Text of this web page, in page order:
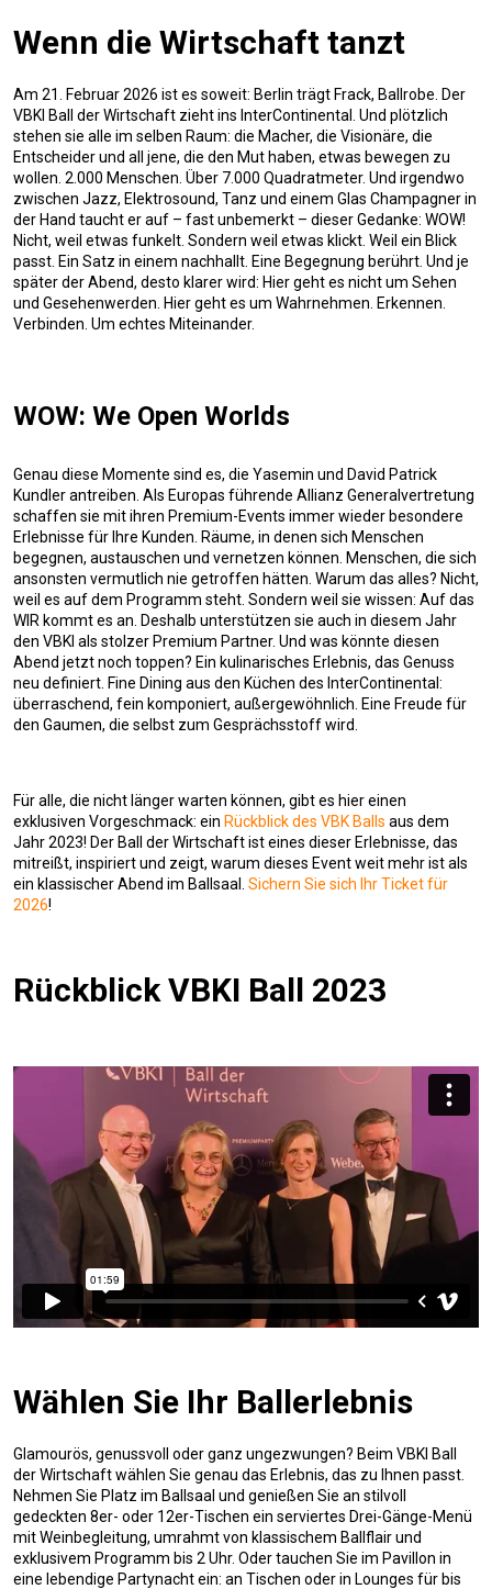
Wenn die Wirtschaft tanzt
Am 21. Februar 2026 ist es soweit: Berlin trägt Frack, Ballrobe. Der
VBKI Ball der Wirtschaft zieht ins InterContinental. Und plötzlich
stehen sie alle im selben Raum: die Macher, die Visionäre, die
Entscheider und all jene, die den Mut haben, etwas bewegen zu
wollen. 2.000 Menschen. Über 7.000 Quadratmeter. Und irgendwo
zwischen Jazz, Elektrosound, Tanz und einem Glas Champagner in
der Hand taucht er auf – fast unbemerkt – dieser Gedanke: WOW!
Nicht, weil etwas funkelt. Sondern weil etwas klickt. Weil ein Blick
passt. Ein Satz in einem nachhallt. Eine Begegnung berührt. Und je
später der Abend, desto klarer wird: Hier geht es nicht um Sehen
und Gesehenwerden. Hier geht es um Wahrnehmen. Erkennen.
Verbinden. Um echtes Miteinander.
WOW: We Open Worlds
Genau diese Momente sind es, die Yasemin und David Patrick
Kundler antreiben. Als Europas führende Allianz Generalvertretung
schaffen sie mit ihren Premium-Events immer wieder besondere
Erlebnisse für Ihre Kunden. Räume, in denen sich Menschen
begegnen, austauschen und vernetzen können. Menschen, die sich
ansonsten vermutlich nie getroffen hätten. Warum das alles? Nicht,
weil es auf dem Programm steht. Sondern weil sie wissen: Auf das
WIR kommt es an. Deshalb unterstützen sie auch in diesem Jahr
den VBKI als stolzer Premium Partner. Und was könnte diesen
Abend jetzt noch toppen? Ein kulinarisches Erlebnis, das Genuss
neu definiert. Fine Dining aus den Küchen des InterContinental:
überraschend, fein komponiert, außergewöhnlich. Eine Freude für
den Gaumen, die selbst zum Gesprächsstoff wird.
Für alle, die nicht länger warten können, gibt es hier einen
exklusiven Vorgeschmack: ein Rückblick des VBK Balls aus dem
Jahr 2023! Der Ball der Wirtschaft ist eines dieser Erlebnisse, das
mitreißt, inspiriert und zeigt, warum dieses Event weit mehr ist als
ein klassischer Abend im Ballsaal. Sichern Sie sich Ihr Ticket für
2026!
Rückblick VBKI Ball 2023
Wählen Sie Ihr Ballerlebnis
Glamourös, genussvoll oder ganz ungezwungen? Beim VBKI Ball
der Wirtschaft wählen Sie genau das Erlebnis, das zu Ihnen passt.
Nehmen Sie Platz im Ballsaal und genießen Sie an stilvoll
gedeckten 8er- oder 12er-Tischen ein serviertes Drei-Gänge-Menü
mit Weinbegleitung, umrahmt von klassischem Ballflair und
exklusivem Programm bis 2 Uhr. Oder tauchen Sie im Pavillon in
eine lebendige Partynacht ein: an Tischen oder in Lounges für bis